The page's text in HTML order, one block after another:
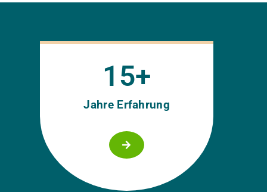
Jahre Erfahrung
15+